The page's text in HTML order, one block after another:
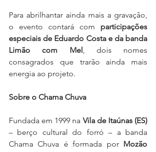
Para abrilhantar ainda mais a gravação,
o evento contará com participações
especiais de Eduardo Costa e da banda
Limão com Mel, dois nomes
consagrados que trarão ainda mais
energia ao projeto.
Sobre o Chama Chuva
Fundada em 1999 na Vila de Itaúnas (ES)
– berço cultural do forró – a banda
Chama Chuva é formada por Mozão